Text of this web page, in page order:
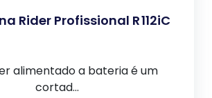
Rider Profissional R 112iC
alimentado a bateria é um
cortad...